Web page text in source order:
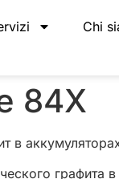
Chi
84X
в
графита